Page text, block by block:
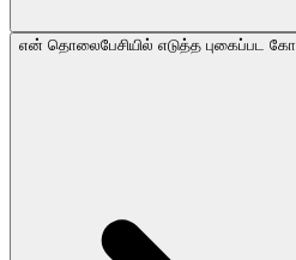
என் தொலைபேசியில் எடுத்த புகைப்பட